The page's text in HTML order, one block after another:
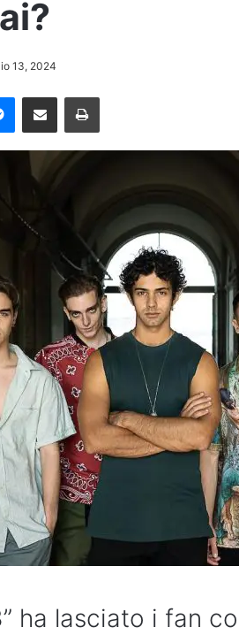
13, 2024
ha lasciato i fan